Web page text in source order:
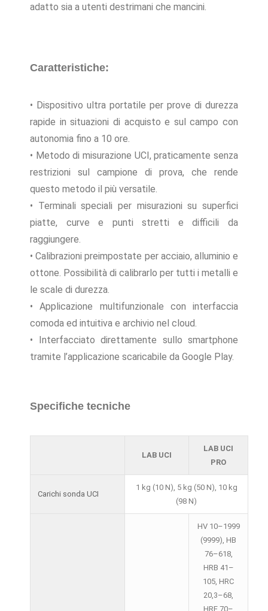
adatto sia a utenti destrimani che mancini.
Caratteristiche:
• Dispositivo ultra portatile per prove di durezza
rapide in situazioni di acquisto e sul campo con
autonomia fino a 10 ore.
• Metodo di misurazione UCI, praticamente senza
restrizioni sul campione di prova, che rende
questo metodo il più versatile.
• Terminali speciali per misurazioni su superfici
piatte, curve e punti stretti e difficili da
raggiungere.
• Calibrazioni preimpostate per acciaio, alluminio e
ottone. Possibilità di calibrarlo per tutti i metalli e
le scale di durezza.
• Applicazione multifunzionale con interfaccia
comoda ed intuitiva e archivio nel cloud.
• Interfacciato direttamente sullo smartphone
tramite l’applicazione scaricabile da Google Play.
Specifiche tecniche
LAB UCI
LAB UCI
PRO
Carichi sonda UCI
1 kg (10 N), 5 kg (50 N), 10 kg
(98 N)
HV 10–1999
(9999), HB
76–618,
HRB 41–
105, HRC
20,3–68,
HRE 70–